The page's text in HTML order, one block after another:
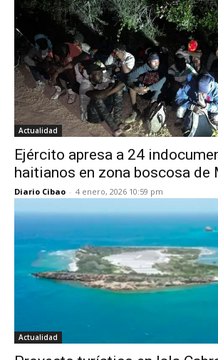
Actualidad
Ejército apresa a 24
haitianos en zona boscosa de
Diario Cibao - 4 enero, 2026 10:59 pm
Actualidad